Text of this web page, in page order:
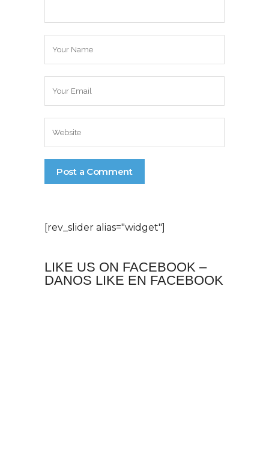
[rev_slider alias="widget"]
LIKE US ON FACEBOOK –
DANOS LIKE EN FACEBOOK